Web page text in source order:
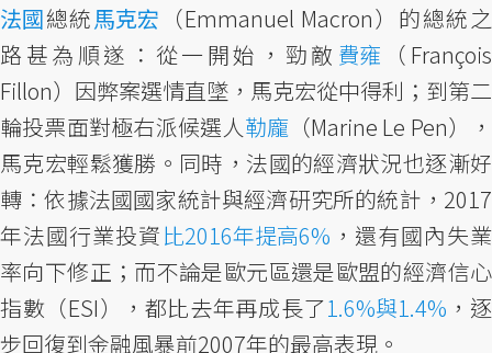
法國總統馬克宏 （Emmanuel Macron）的總統之
路甚為順遂：從一開始，勁敵 費雍 （François
Fillon）因弊案選情直墜，馬克宏從中得利；到第二
輪投票面對極右派候選人勒龐 （Marine Le Pen），
馬克宏輕鬆獲勝。同時，法國的經濟狀況也逐漸好
轉：依據法國國家統計與經濟研究所的統計，2017
年法國行業投資比2016年提高6% ，還有國內失業
率向下修正；而不論是歐元區還是歐盟的經濟信心
指數（ESI），都比去年再成長了1.6%與1.4% ，逐
步回復到金融風暴前2007年的最高表現。